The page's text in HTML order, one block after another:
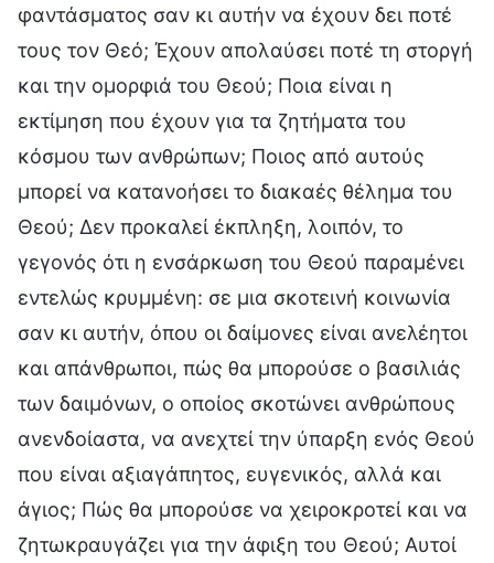
φαντάσματος σαν κι αυτήν να έχουν δει ποτέ
τους τον Θεό; Έχουν απολαύσει ποτέ τη στοργή
και την ομορφιά του Θεού; Ποια είναι η
εκτίμηση που έχουν για τα ζητήματα του
κόσμου των ανθρώπων; Ποιος από αυτούς
μπορεί να κατανοήσει το διακαές θέλημα του
Θεού; Δεν προκαλεί έκπληξη, λοιπόν, το
γεγονός ότι η ενσάρκωση του Θεού παραμένει
εντελώς κρυμμένη: σε μια σκοτεινή κοινωνία
σαν κι αυτήν, όπου οι δαίμονες είναι ανελέητοι
και απάνθρωποι, πώς θα μπορούσε ο βασιλιάς
των δαιμόνων, ο οποίος σκοτώνει ανθρώπους
ανενδοίαστα, να ανεχτεί την ύπαρξη ενός Θεού
που είναι αξιαγάπητος, ευγενικός, αλλά και
άγιος; Πώς θα μπορούσε να χειροκροτεί και να
ζητωκραυγάζει για την άφιξη του Θεού; Αυτοί